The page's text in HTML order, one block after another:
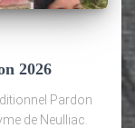
2026
Pardon
de Neulliac.